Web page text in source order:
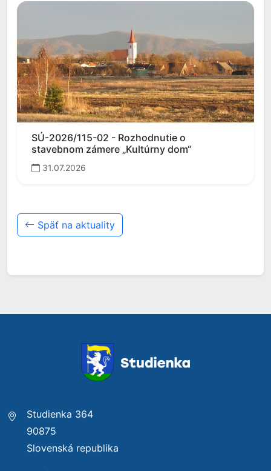
SÚ-2026/115-02 - Rozhodnutie o
stavebnom zámere „Kultúrny dom“
31.07.2026
Späť na aktuality
Studienka 364
90875
Slovenská republika